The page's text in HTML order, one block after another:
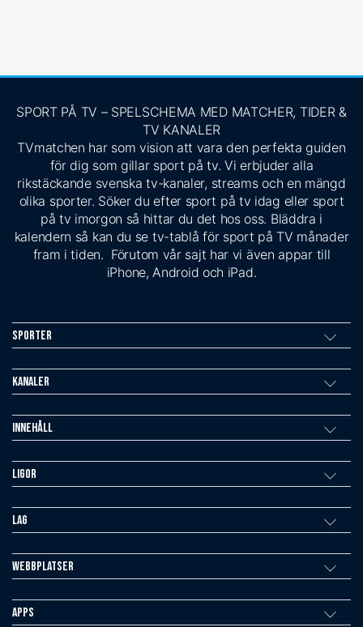
SPORT PÅ TV – SPELSCHEMA MED MATCHER, TIDER &
TV KANALER
TVmatchen har som vision att vara den perfekta guiden
för dig som gillar sport på tv. Vi erbjuder alla
rikstäckande svenska tv-kanaler, streams och en mängd
olika sporter. Söker du efter sport på tv idag eller sport
på tv imorgon så hittar du det hos oss. Bläddra i
kalendern så kan du se tv-tablå för sport på TV månader
fram i tiden. Förutom vår sajt har vi även appar till
iPhone, Android och iPad.
Sporter
Kanaler
Innehåll
Ligor
Lag
Webbplatser
Apps